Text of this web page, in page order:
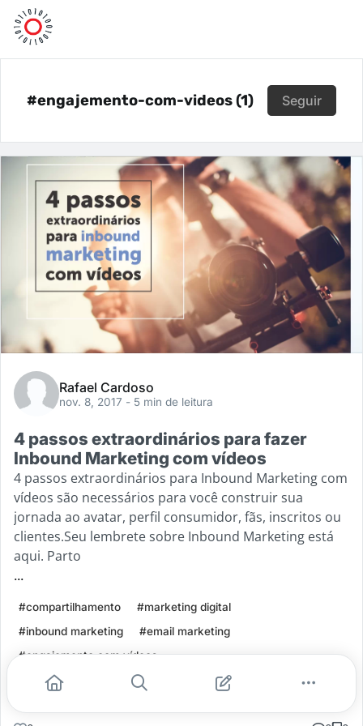
#engajemento-com-videos (1) Seguir
Rafael Cardoso
nov. 8, 2017 - 5 min de leitura
4 passos extraordinários para fazer
Inbound Marketing com vídeos
4 passos extraordinários para Inbound Marketing com
vídeos são necessários para você construir sua
jornada ao avatar, perfil consumidor, fãs, inscritos ou
clientes.Seu lembrete sobre Inbound Marketing está
aqui. Parto
...
#compartilhamento
#marketing digital
#inbound marketing
#email marketing
#engajemento com vídeos
Leia mais